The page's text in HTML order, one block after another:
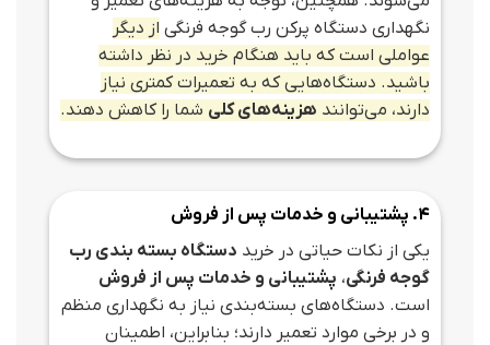
نگهداری دستگاه پرکن رب گوجه فرنگی از دیگر
عواملی است که باید هنگام خرید در نظر داشته
باشید. دستگاه‌هایی که به تعمیرات کمتری نیاز
دارند، می‌توانند هزینه‌های کلی شما را کاهش دهند.
4. پشتیبانی و خدمات پس از فروش
یکی از نکات حیاتی در خرید دستگاه بسته‌ بندی رب
گوجه فرنگی، پشتیبانی و خدمات پس از فروش
است. دستگاه‌های بسته‌بندی نیاز به نگهداری منظم
و در برخی موارد تعمیر دارند؛ بنابراین، اطمینان